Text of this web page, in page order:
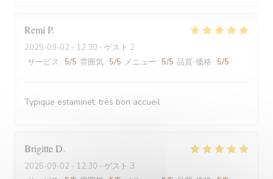
Remi P
2025-09-02 - 12:30 - ゲスト 2
サービス : 5/5 雰囲気 : 5/5 メニュー : 5/5 品質-価格 : 5/5
Typique estaminet, très bon accueil
BrigitteD
2025-09-02 - 12:30 - ゲスト 3